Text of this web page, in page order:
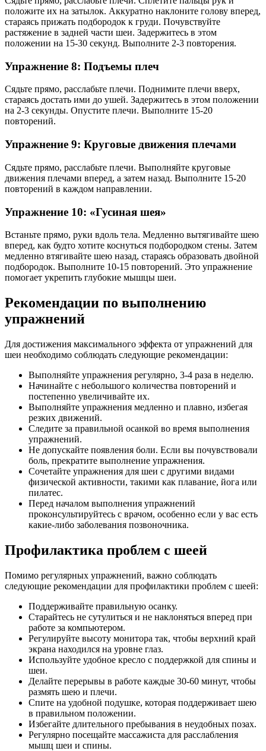
положите их на затылок. Аккуратно наклоните голову вперед,
стараясь прижать подбородок к груди. Почувствуйте
растяжение в задней части шеи. Задержитесь в этом
положении на 15-30 секунд. Выполните 2-3 повторения.
Упражнение 8: Подъемы плеч
Сядьте прямо, расслабьте плечи. Поднимите плечи вверх,
стараясь достать ими до ушей. Задержитесь в этом положении
на 2-3 секунды. Опустите плечи. Выполните 15-20
повторений.
Упражнение 9: Круговые движения плечами
Сядьте прямо, расслабьте плечи. Выполняйте круговые
движения плечами вперед, а затем назад. Выполните 15-20
повторений в каждом направлении.
Упражнение 10: «Гусиная шея»
Встаньте прямо, руки вдоль тела. Медленно вытягивайте шею
вперед, как будто хотите коснуться подбородком стены. Затем
медленно втягивайте шею назад, стараясь образовать двойной
подбородок. Выполните 10-15 повторений. Это упражнение
помогает укрепить глубокие мышцы шеи.
Рекомендации по выполнению
упражнений
Для достижения максимального эффекта от упражнений для
шеи необходимо соблюдать следующие рекомендации:
Выполняйте упражнения регулярно, 3-4 раза в неделю.
Начинайте с небольшого количества повторений и
постепенно увеличивайте их.
Выполняйте упражнения медленно и плавно, избегая
резких движений.
Следите за правильной осанкой во время выполнения
упражнений.
Не допускайте появления боли. Если вы почувствовали
боль, прекратите выполнение упражнения.
Сочетайте упражнения для шеи с другими видами
физической активности, такими как плавание, йога или
пилатес.
Перед началом выполнения упражнений
проконсультируйтесь с врачом, особенно если у вас есть
какие-либо заболевания позвоночника.
Профилактика проблем с шеей
Помимо регулярных упражнений, важно соблюдать
следующие рекомендации для профилактики проблем с шеей:
Поддерживайте правильную осанку.
Старайтесь не сутулиться и не наклоняться вперед при
работе за компьютером.
Регулируйте высоту монитора так, чтобы верхний край
экрана находился на уровне глаз.
Используйте удобное кресло с поддержкой для спины и
шеи.
Делайте перерывы в работе каждые 30-60 минут, чтобы
размять шею и плечи.
Спите на удобной подушке, которая поддерживает шею
в правильном положении.
Избегайте длительного пребывания в неудобных позах.
Регулярно посещайте массажиста для расслабления
мышц шеи и спины.